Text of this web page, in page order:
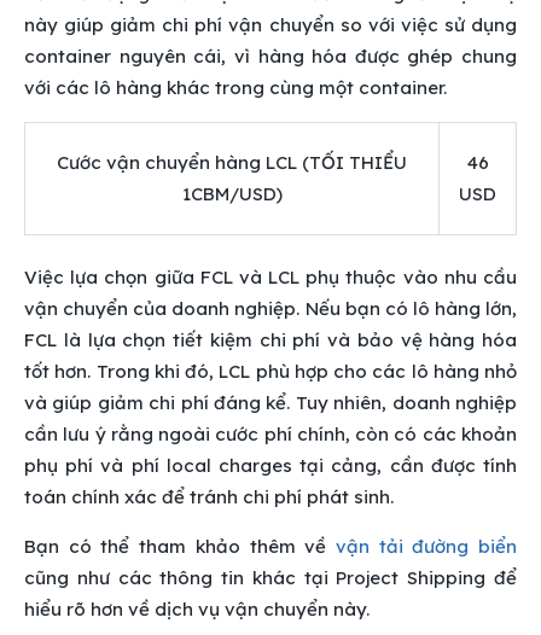
này giúp giảm chi phí vận chuyển so với việc sử dụng
container nguyên cái, vì hàng hóa được ghép chung
với các lô hàng khác trong cùng một container.
Cước vận chuyển hàng LCL (TỐI THIỂU
1CBM/USD)
46
USD
Việc lựa chọn giữa FCL và LCL phụ thuộc vào nhu cầu
vận chuyển của doanh nghiệp. Nếu bạn có lô hàng lớn,
FCL là lựa chọn tiết kiệm chi phí và bảo vệ hàng hóa
tốt hơn. Trong khi đó, LCL phù hợp cho các lô hàng nhỏ
và giúp giảm chi phí đáng kể. Tuy nhiên, doanh nghiệp
cần lưu ý rằng ngoài cước phí chính, còn có các khoản
phụ phí và phí local charges tại cảng, cần được tính
toán chính xác để tránh chi phí phát sinh.
Bạn có thể tham khảo thêm về vận tải đường biển
cũng như các thông tin khác tại Project Shipping để
hiểu rõ hơn về dịch vụ vận chuyển này.